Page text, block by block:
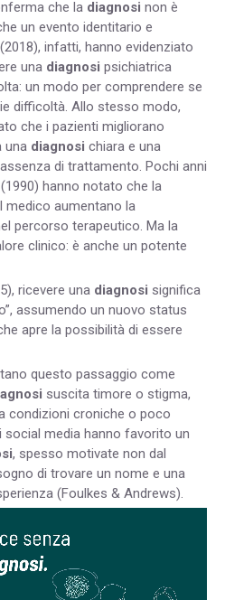
che la diagnosi non è
un evento identitario e
infatti, hanno evidenziato
una diagnosi psichiatrica
un modo per comprendere se
difficoltà. Allo stesso modo,
che i pazienti migliorano
una diagnosi chiara e una
di trattamento. Pochi anni
hanno notato che la
medico aumentano la
percorso terapeutico. Ma la
clinico: è anche un potente
ricevere una diagnosi significa
assumendo un nuovo status
apre la possibilità di essere
questo passaggio come
suscita timore o stigma,
condizioni croniche o poco
social media hanno favorito un
, spesso motivate non dal
di trovare un nome e una
(Foulkes & Andrews).